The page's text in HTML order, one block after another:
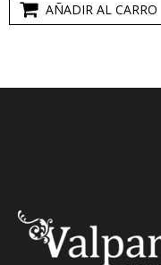
AÑADIR AL CARRO